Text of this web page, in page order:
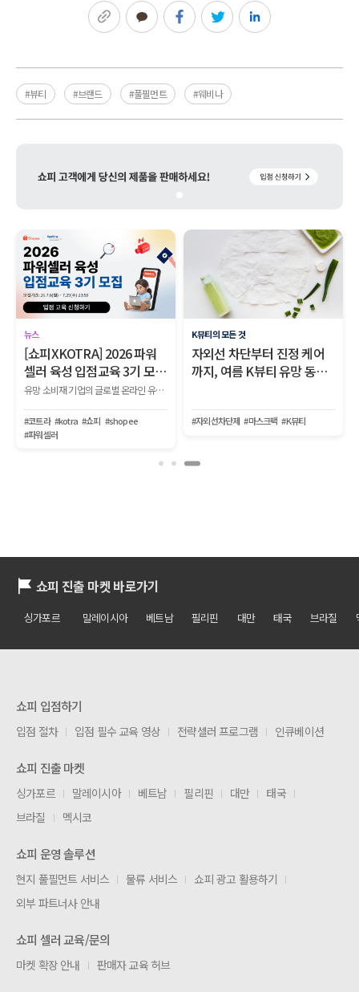
링크복사카카오톡페이스북트위터링크드인
#뷰티 #브랜드 #풀필먼트 #웨비나
뉴스
[쇼피XKOTRA] 2026 파워
셀러 육성 입점교육 3기 모
집!
유망 소비재 기업의 글로벌 온라인 유통망 입점부터 생존, 파워셀러로 성장하는 전 과정을 지원하는 『2026 KOTRA-쇼피 파워셀러 육성사업 1단계 입점교육 2기』를 모집합니다.
#코트라 #kotra #쇼피 #shopee
#파워셀러
K뷰티의 모든 것
자외선 차단부터 진정 케어
까지, 여름 K뷰티 유망 동남
#자외선차단제 #마스크팩 #K뷰티
쇼피 진출 마켓 바로가기
싱가포르 말레이시아 베트남 필리핀 대만 태국 브라질
쇼피 입점하기
입점 절차 입점 필수 교육 영상 전략셀러 프로그램 인큐베이션
쇼피 진출 마켓
싱가포르 말레이시아 베트남 필리핀 대만
태국
브라질
멕시코
쇼피 운영 솔루션
현지 풀필먼트 서비스 물류 서비스
쇼피 광고 활용하기
외부 파트너사 안내
쇼피 셀러 교육/문의
마켓 확장 안내 판매자 교육 허브